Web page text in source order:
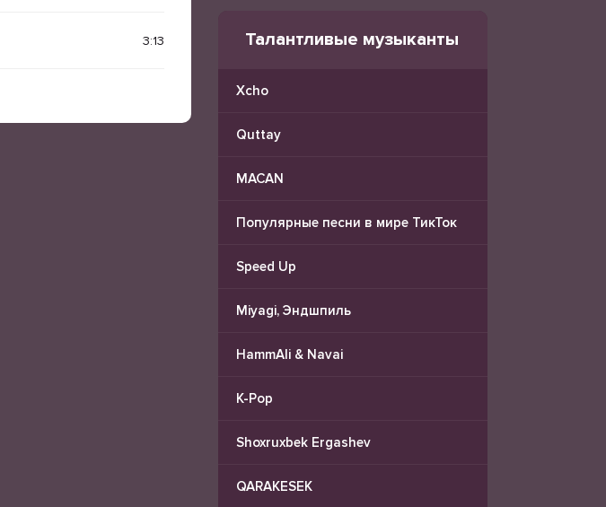
3:13 Талантливые музыканты
Xcho
Quttay
MACAN
Популярные песни в мире ТикТок
Speed Up
Miyagi, Эндшпиль
HammAli & Navai
K-Pop
Shoxruxbek Ergashev
QARAKESEK